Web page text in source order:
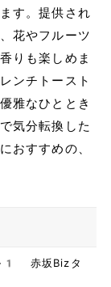
す。提供され
花やフルーツ
りも楽しめま
ンチトースト
雅なひととき
気分転換した
おすすめの、
1 赤坂Bizタ